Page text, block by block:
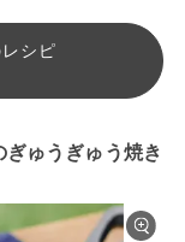
シピ
ゅうぎゅう焼き